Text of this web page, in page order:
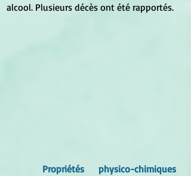
alcool. Plusieurs décès ont été rapportés.
Propriétés physico-chimiques